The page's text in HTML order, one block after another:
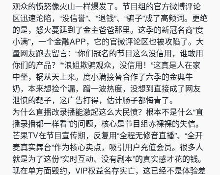
观众的愤怒像火山一样爆发了。节目组的官方微博评论
区迅速沦陷，“没信誉”、“退钱”、“骗子”成了高频词。更绝
的是，怒火蔓延到了金主爸爸那里。这季的新冠名商“度
小满”，一个金融APP，它的官微评论区也被攻陷了。大
量网友跑去留言：“你们冠名的节目这么没信用，谁敢用
你们的产品？”“浪姐欺骗观众，没信用！”这真是人在家
中坐，锅从天上来。度小满接替合作了六季的金典牛
奶，本来想捡个漏，蹭一波热度，没想到直接成了网友
泄愤的靶子，这广告打得，估计肠子都悔青了。
为什么直播改录播能激起这么大民愤？根本不是什么“直
播录播都一样看”的问题，核心是节目组赤裸裸的失信。
芒果TV在节目宣传期，反复用“全程无修音直播”、“全开
麦真实舞台”作为核心卖点，吸引用户充值会员。很多人
就是为了这份“实时互动、没有剧本”的真实感才花的钱。
现在单方面毁约，VIP权益名存实亡，这已经不是体验差